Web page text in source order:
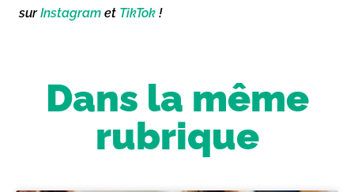
surInstagram et TikTok !
Dans la même
rubrique